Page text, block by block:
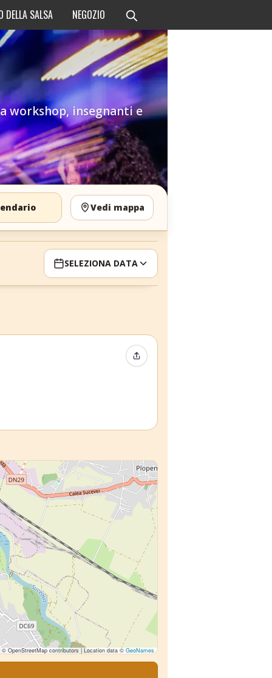
DELLA SALSA NEGOZIO
workshop, insegnanti e
Vedi mappa
SELEZIONA DATA
Condividi evento
© OpenStreetMap contributors | Location data ©GeoNames